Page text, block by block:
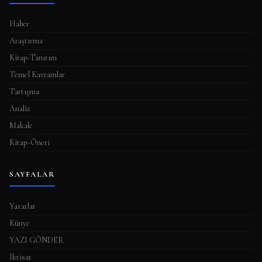
a
s
ı
Haber
Araştırma
Kitap-Tanıtım
Temel Kavramlar
Tartışma
Analiz
Makale
Kitap-Öneri
SAYFALAR
Yazarlar
Künye
YAZI GÖNDER
İktisat